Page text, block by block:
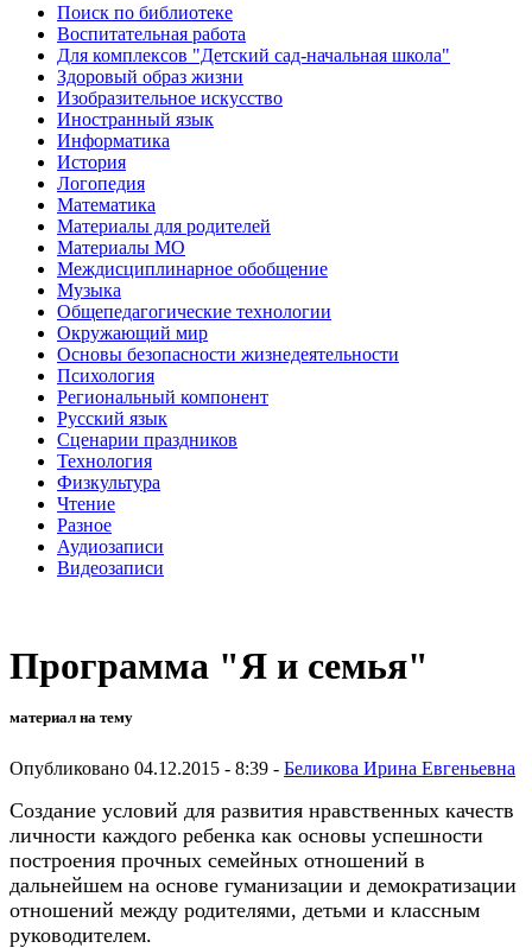
Поиск по библиотеке
Воспитательная работа
Для комплексов "Детский сад-начальная школа"
Здоровый образ жизни
Изобразительное искусство
Иностранный язык
Информатика
История
Логопедия
Математика
Материалы для родителей
Материалы МО
Междисциплинарное обобщение
Музыка
Общепедагогические технологии
Окружающий мир
Основы безопасности жизнедеятельности
Психология
Региональный компонент
Русский язык
Сценарии праздников
Технология
Физкультура
Чтение
Разное
Аудиозаписи
Видеозаписи
Программа "Я и семья"
материал на тему
Опубликовано 04.12.2015 - 8:39 - Беликова Ирина Евгеньевна
Создание условий для развития нравственных качеств
личности каждого ребенка как основы успешности
построения прочных семейных отношений в
дальнейшем на основе гуманизации и демократизации
отношений между родителями, детьми и классным
руководителем.